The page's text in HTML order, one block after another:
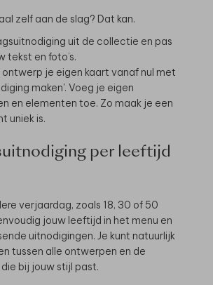
zelf aan de slag? Dat kan.
uit de collectie en pas
tekst en foto’s.
je eigen kaart vanaf nul met
maken'. Voeg je eigen
en elementen toe. Zo maak je een
uniek is.
per leeftijd
verjaardag, zoals 18, 30 of 50
jouw leeftijd in het menu en
uitnodigingen. Je kunt natuurlijk
tussen alle ontwerpen en de
bij jouw stijl past.